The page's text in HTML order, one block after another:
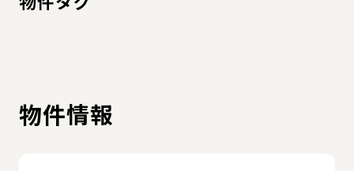
物件情報